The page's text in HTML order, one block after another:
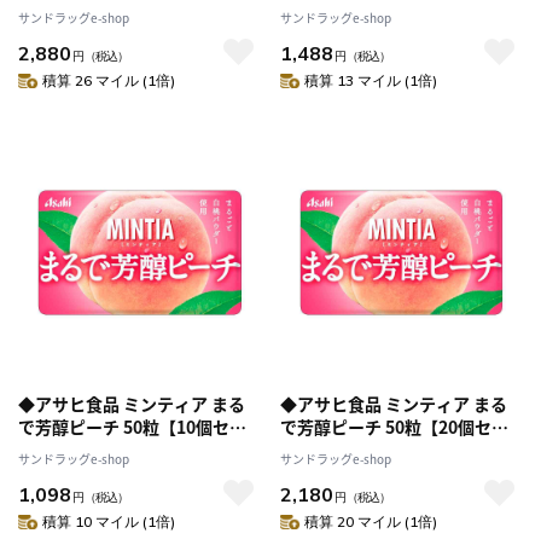
サンドラッグe-shop
2,880 円 （税込）
積算 26 マイル (1倍)
サンドラッグe-shop
1,488 円 （税込）
積算 13 マイル (1倍)
◆アサヒ食品 ミンティア まる
で芳醇ピーチ 50粒【10個セッ
ト】
サンドラッグe-shop
1,098 円 （税込）
積算 10 マイル (1倍)
◆アサヒ食品 ミンティア まる
で芳醇ピーチ 50粒【20個セッ
ト】
サンドラッグe-shop
2,180 円 （税込）
積算 20 マイル (1倍)